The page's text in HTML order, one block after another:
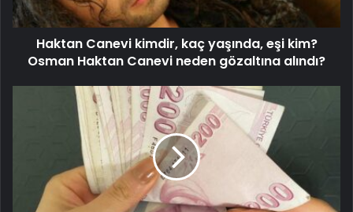
Haktan Canevi kimdir, kaç yaşında, eşi kim?
Osman Haktan Canevi neden gözaltına alındı?